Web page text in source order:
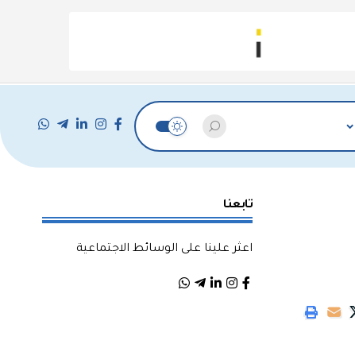
تابعنا
اعثر علينا على الوسائط الاجتماعية